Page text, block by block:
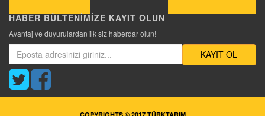
HABER BÜLTENİMİZE KAYIT OLUN
Avantaj ve duyurulardan ilk siz haberdar olun!
KAYIT OL